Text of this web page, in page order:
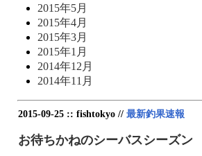
2015年5月
2015年4月
2015年3月
2015年1月
2014年12月
2014年11月
2015-09-25 :: fishtokyo // 最新釣果速報
お待ちかねのシーバスシーズン